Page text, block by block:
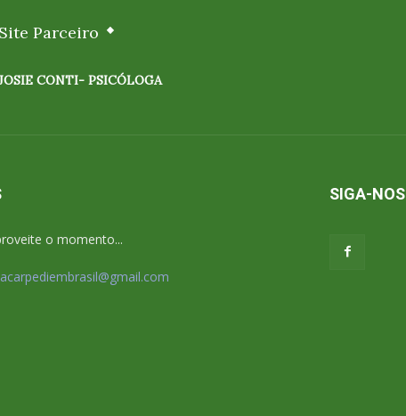
Site Parceiro
CONTI- PSICÓLOGA
o momento...
SIGA-NOS